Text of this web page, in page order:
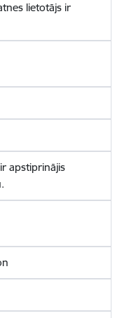
lietotājs ir
apstiprinājis